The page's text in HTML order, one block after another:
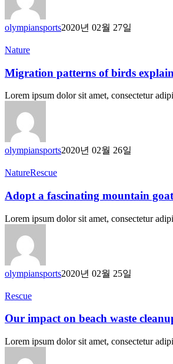
olympiansports2020년 02월 27일
Migration
of
birds
explained
Nature
Migration patterns of birds
Lorem ipsum dolor sit amet, consectetur
olympiansports2020년 02월 26일
Adopt
fascinating
mountain
goat
NatureRescue
Adopt a fascinating mountain goat
Lorem ipsum dolor sit amet, consectetur
olympiansports2020년 02월 25일
Our
on
waste
cleanup
Rescue
Our impact on beach waste
Lorem ipsum dolor sit amet, consectetur